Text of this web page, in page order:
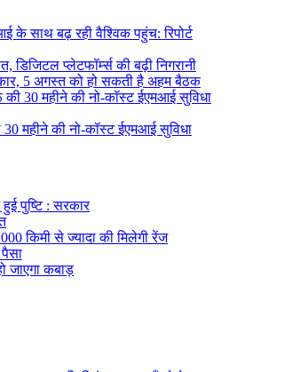
के साथ बढ़ रही वैश्विक पहुंच: रिपोर्ट
प्लेटफॉर्म्स की बढ़ी निगरानी
5 अगस्त को हो सकती है अहम बैठक
30 महीने की नो-कॉस्ट ईएमआई सुविधा
महीने की नो-कॉस्ट ईएमआई सुविधा
हुई पुष्टि : सरकार
किमी से ज्यादा की मिलेगी रेंज
जाएगा कबाड़